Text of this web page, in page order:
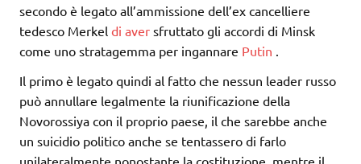
secondo è legato all’ammissione dell’ex cancelliere
tedesco Merkel di aver sfruttato gli accordi di Minsk
come uno stratagemma per ingannare Putin .
Il primo è legato quindi al fatto che nessun leader russo
può annullare legalmente la riunificazione della
Novorossiya con il proprio paese, il che sarebbe anche
un suicidio politico anche se tentassero di farlo